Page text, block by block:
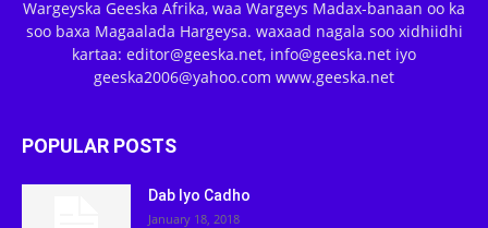
Wargeyska Geeska Afrika, waa Wargeys Madax-banaan oo ka
soo baxa Magaalada Hargeysa. waxaad nagala soo xidhiidhi
kartaa: editor@geeska.net, info@geeska.net iyo
geeska2006@yahoo.com www.geeska.net
POPULAR POSTS
Dab Iyo Cadho
January 18, 2018